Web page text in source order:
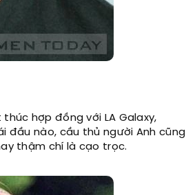
hợp đồng với LA Galaxy,
đầu nào, cầu thủ người Anh cũng
thậm chí là cạo trọc.